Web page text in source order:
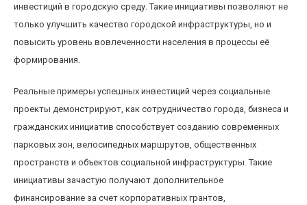
инвестиций в городскую среду. Такие инициативы позволяют не
только улучшить качество городской инфраструктуры, но и
повысить уровень вовлеченности населения в процессы её
формирования.
Реальные примеры успешных инвестиций через социальные
проекты демонстрируют, как сотрудничество города, бизнеса и
гражданских инициатив способствует созданию современных
парковых зон, велосипедных маршрутов, общественных
пространств и объектов социальной инфраструктуры. Такие
инициативы зачастую получают дополнительное
финансирование за счет корпоративных грантов,